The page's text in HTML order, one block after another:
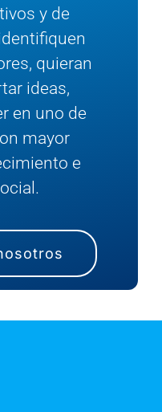
y de
quieran
ideas,
en uno de
mayor
e